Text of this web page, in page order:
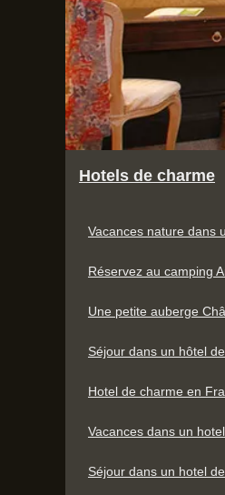
Hotels de charme
Vacances nature dans
Réservez au camping
Une petite auberge
Séjour dans un hôtel
Hotel de charme en
Vacances dans un hotel
Séjour dans un hotel